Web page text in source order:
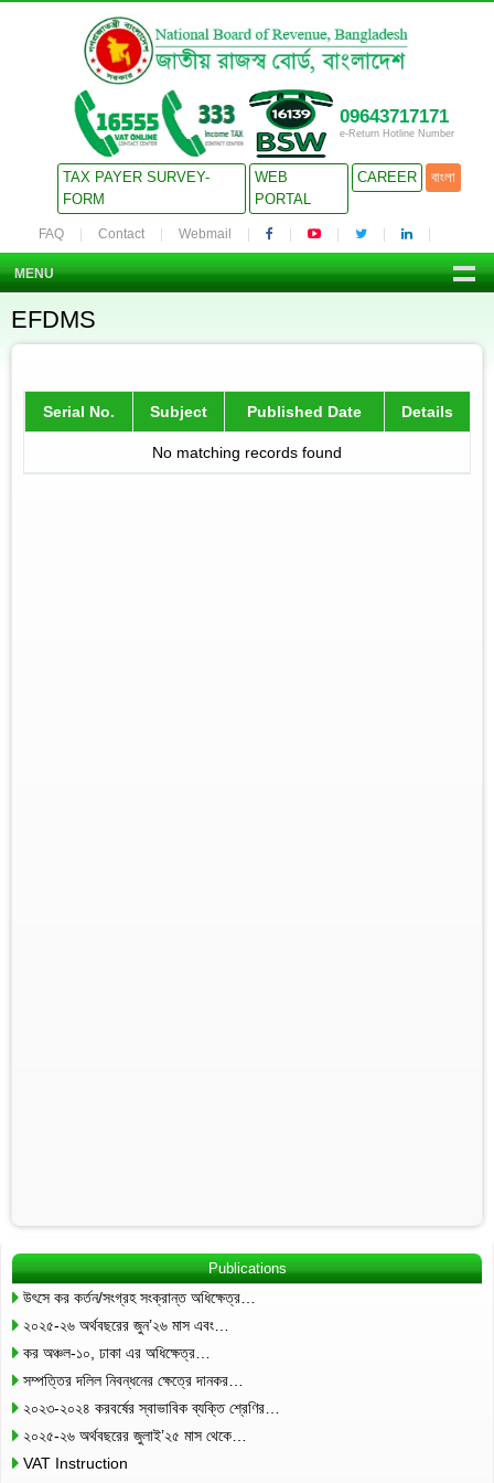
09643717171
e-Return Hotline Number
TAX PAYER SURVEY-
FORM
WEB
PORTAL
CAREER বাংলা
FAQ Contact Webmail
MENU
EFDMS
Serial No. Subject Published Date Details
No matching records found
Publications
উৎসে কর কর্তন/সংগ্রহ সংক্রান্ত অধিক্ষেত্র…
২০২৫-২৬ অর্থবছরের জুন’২৬ মাস এবং…
কর অঞ্চল-১০, ঢাকা এর অধিক্ষেত্র…
সম্পত্তির দলিল নিবন্ধনের ক্ষেত্রে দানকর…
২০২৩-২০২৪ করবর্ষের স্বাভাবিক ব্যক্তি শ্রেণির…
২০২৫-২৬ অর্থবছরের জুলাই’২৫ মাস থেকে…
VAT Instruction